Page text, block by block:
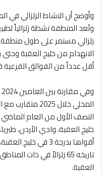
وأوضح أن النشاط الزلزالي في
وتُعد المنطقة نشطة زلزالياً
زلزالي مستمر على طول منطقة
الانهدام من خليج العقبة وحتى
أقل عدداً من الفوالق
النصف الأول من العام
خليج العقبة، وادي الأردن،
أقواها بدرجة 3 في
العقبة.